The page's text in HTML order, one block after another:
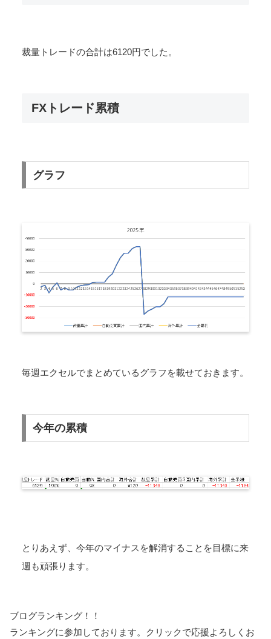
裁量トレードの合計は6120円でした。
FXトレード累積
グラフ
毎週エクセルでまとめているグラフを載せておきます。
今年の累積
とりあえず、今年のマイナスを解消することを目標に来
週も頑張ります。
ブログランキング！！
ランキングに参加しております。クリックで応援よろしくお